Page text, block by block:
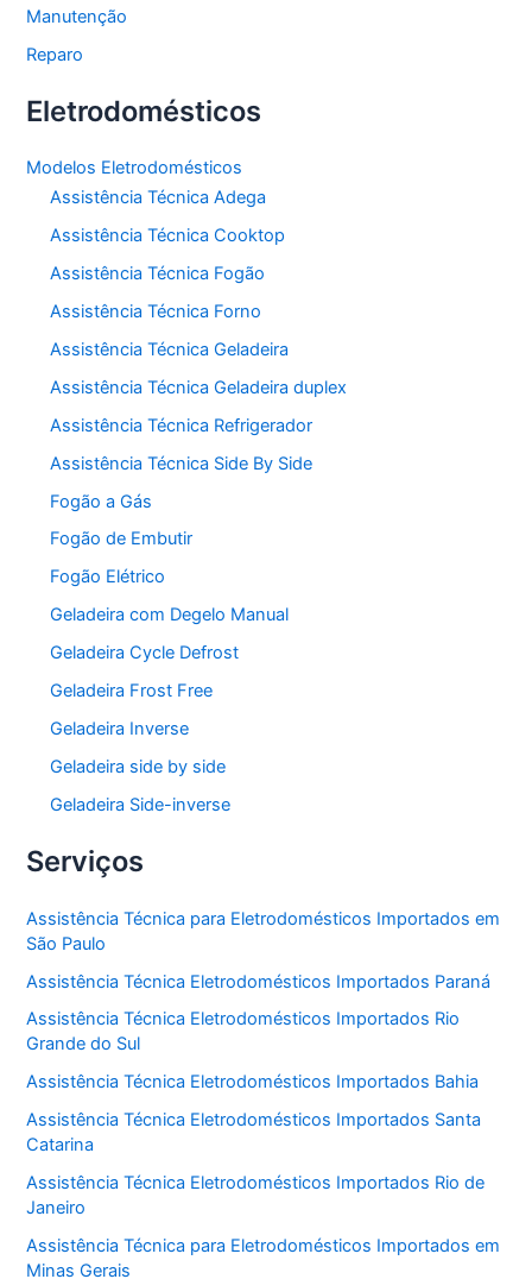
Manutenção
Reparo
Eletrodomésticos
Modelos Eletrodomésticos
Assistência Técnica Adega
Assistência Técnica Cooktop
Assistência Técnica Fogão
Assistência Técnica Forno
Assistência Técnica Geladeira
Assistência Técnica Geladeira duplex
Assistência Técnica Refrigerador
Assistência Técnica Side By Side
Fogão a Gás
Fogão de Embutir
Fogão Elétrico
Geladeira com Degelo Manual
Geladeira Cycle Defrost
Geladeira Frost Free
Geladeira Inverse
Geladeira side by side
Geladeira Side-inverse
Serviços
Assistência Técnica para Eletrodomésticos Importados em
São Paulo
Assistência Técnica Eletrodomésticos Importados Paraná
Assistência Técnica Eletrodomésticos Importados Rio
Grande do Sul
Assistência Técnica Eletrodomésticos Importados Bahia
Assistência Técnica Eletrodomésticos Importados Santa
Catarina
Assistência Técnica Eletrodomésticos Importados Rio de
Janeiro
Assistência Técnica para Eletrodomésticos Importados em
Minas Gerais